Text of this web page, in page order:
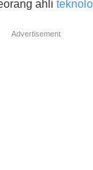
ahli
Advertisement